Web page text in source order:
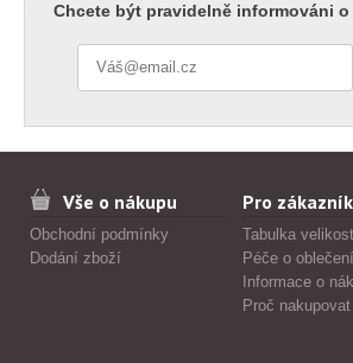
Chcete být pravidelně informováni
Vše o nákupu
Obchodní podmínky
Dodání zboží
Pro
Tabulka
Péče o oblečení
Informace o
Proč